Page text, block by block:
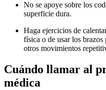
No se apoye sobre los
superficie dura.
Haga ejercicios de
física o de usar los
otros movimientos
Cuándo llamar al
médica